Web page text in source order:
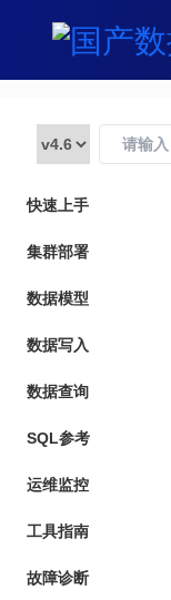
快速上手
集群部署
数据模型
数据写入
数据查询
SQL参考
运维监控
工具指南
故障诊断